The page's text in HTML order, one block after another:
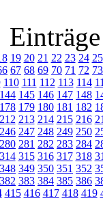
19 20 21 22 23 24 25
67 68 69 70 71 72 73
110 111 112 113 114
144 145 146 147 148
178 179 180 181 182
212 213 214 215 216
246 247 248 249 250
280 281 282 283 284
314 315 316 317 318
348 349 350 351 352
382 383 384 385 386
415 416 417 418 419